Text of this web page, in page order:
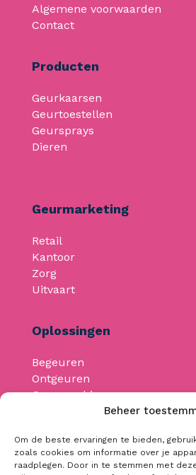
Beheer
Om de beste ervaringen te bieden,
zoals cookies om informatie over je
raadplegen. Door in te stemmen met
Algemene voorwaarden
Contact
Producten
Geurkaarsen
Geurtoestellen
Geursprays
Dieren
Geurmarketing
Retail
Kantoor
Zorg
Uitvaart
Oplossingen
Begeuren
Ontgeuren
Geurmachines
Neem contact op